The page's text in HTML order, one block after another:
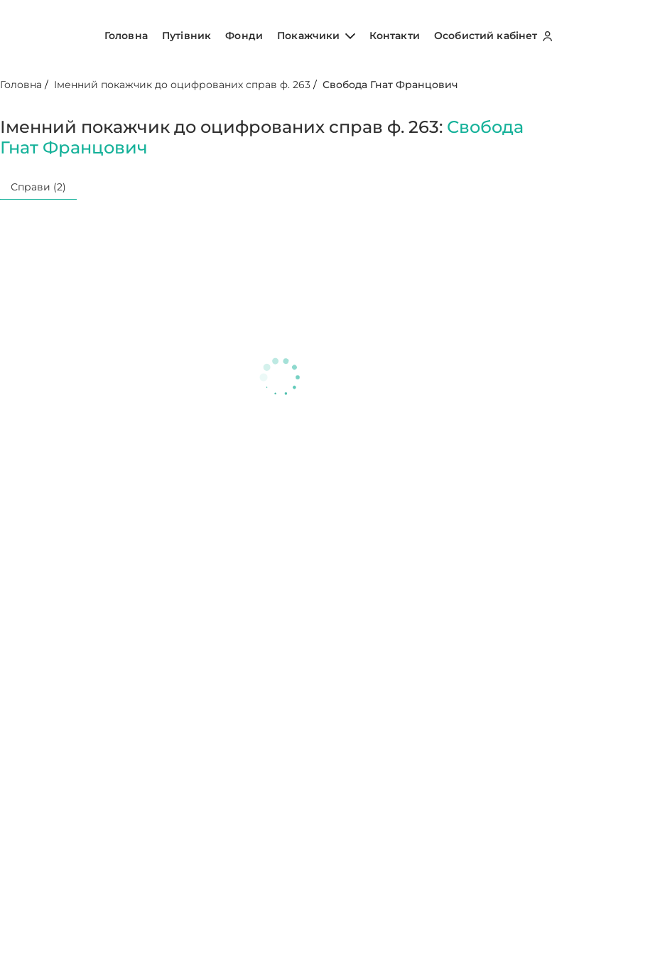
Головна Путівник Фонди Покажчики Контакти Особистий кабінет
Головна / Іменний покажчик до оцифрованих справ ф. 263 /Свобода Гнат Францович
Іменний покажчик до оцифрованих справ ф. 263: Свобода
Гнат Францович
Справи (2)